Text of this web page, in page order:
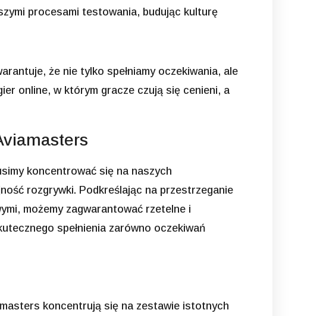
procesami testowania, budując kulturę
że nie tylko spełniamy oczekiwania, ale
online, w którym gracze czują się cenieni, a
koncentrować się na naszych
rozgrywki. Podkreślając na przestrzeganie
możemy zagwarantować rzetelne i
spełnienia zarówno oczekiwań
koncentrują się na zestawie istotnych